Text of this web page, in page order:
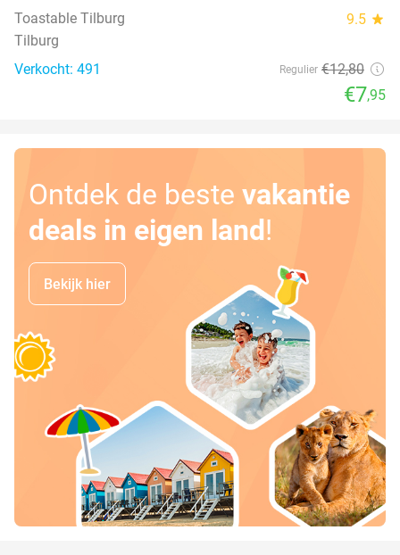
Toastable Tilburg 9.5 star
Tilburg
Verkocht: 491
Regulier €12,80
€7,95
Ontdek de beste vakantie
deals in eigen land!
Bekijk hier